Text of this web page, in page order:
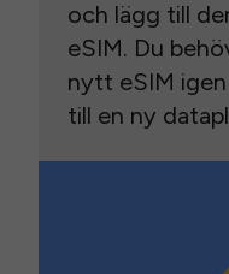
och lägg till
eSIM. Du
nytt eSIM
till en ny